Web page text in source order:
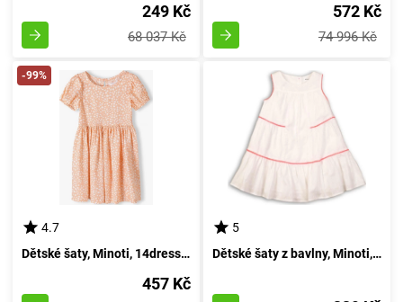
249 Kč
68 037 Kč
572 Kč
74 996 Kč
-99%
4.7
Dětské šaty, Minoti, 14dress 31, Dívčí - 98/104 | 3/4roky
457 Kč
5
Dětské šaty z bavlny, Minoti, Hut 1, bílé - velikost 92/98 | pro věk 2-3 let